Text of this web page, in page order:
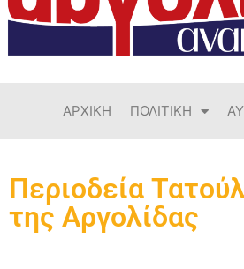
ΑΡΧΙΚΗ ΠΟΛΙΤΙΚΗ
Περιοδεία
της Αργολίδας